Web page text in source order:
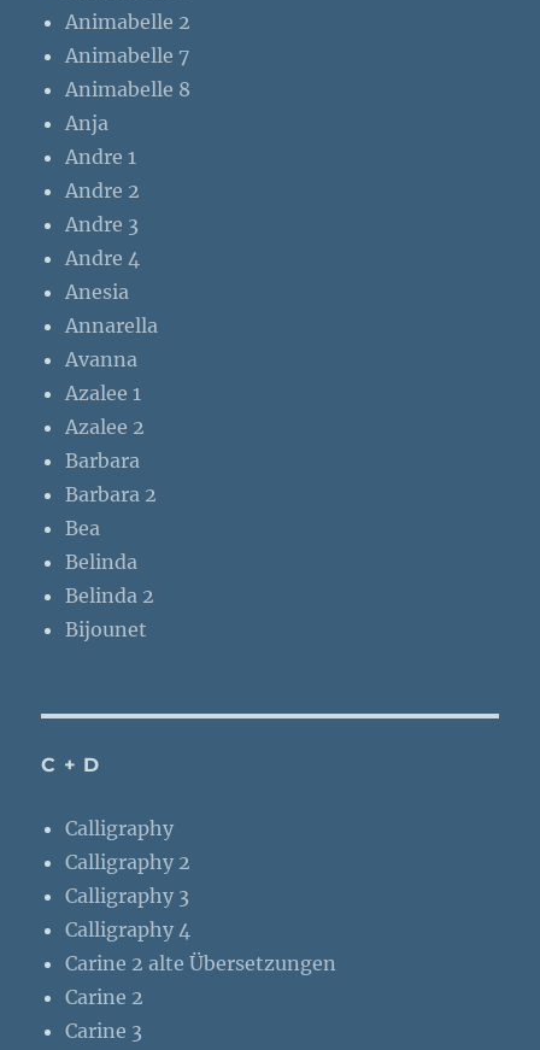
Animabelle 2
Animabelle 7
Animabelle 8
Anja
Andre 1
Andre 2
Andre 3
Andre 4
Anesia
Annarella
Avanna
Azalee 1
Azalee 2
Barbara
Barbara 2
Bea
Belinda
Belinda 2
Bijounet
C + D
Calligraphy
Calligraphy 2
Calligraphy 3
Calligraphy 4
Carine 2 alte Übersetzungen
Carine 2
Carine 3